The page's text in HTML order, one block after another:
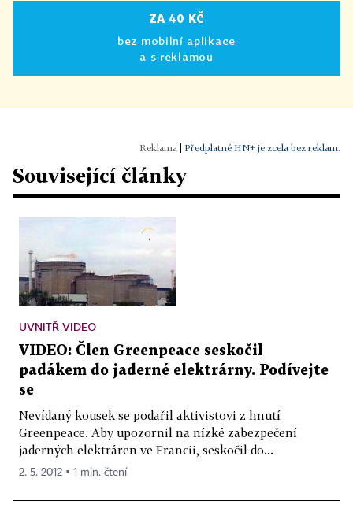
ZA 40 KČ
bez mobilní aplikace
a s reklamou
Předplatné HN+ je zcela bez reklam.
Související články
UVNITŘ VIDEO
VIDEO: Člen Greenpeace seskočil
padákem do jaderné elektrárny. Podívejte
se
Nevídaný kousek se podařil aktivistovi z hnutí
Greenpeace. Aby upozornil na nízké zabezpečení
jaderných elektráren ve Francii, seskočil do...
2. 5. 2012 ▪ 1 min. čtení